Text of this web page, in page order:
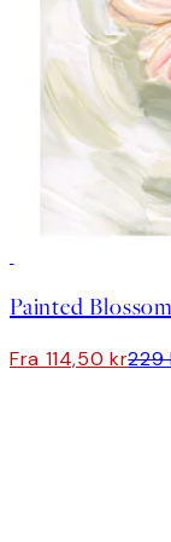
Painted
Fra 114,50 kr229